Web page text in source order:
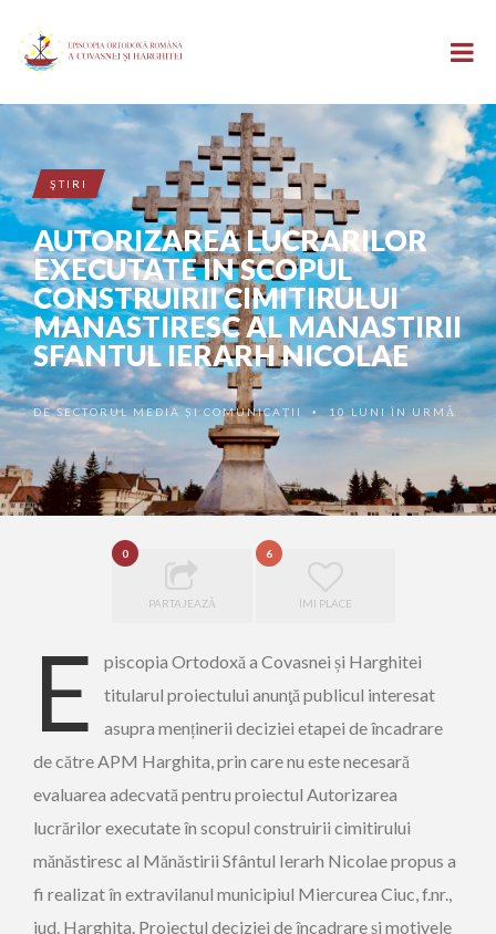
ŞTIRI
AUTORIZAREA LUCRARILOR
EXECUTATE IN SCOPUL
CONSTRUIRII CIMITIRULUI
MANASTIRESC AL MANASTIRII
SFANTUL IERARH NICOLAE
DESECTORUL MEDIA ȘI COMUNICAȚII • 10 LUNI ÎN URMĂ
0
PARTAJEAZĂ
6
ÎMI PLACE
E
piscopia Ortodoxă a Covasnei și Harghitei
titularul proiectului anunţă publicul interesat
asupra menținerii deciziei etapei de încadrare
de către APM Harghita, prin care nu este necesară
evaluarea adecvată pentru proiectul Autorizarea
lucrărilor executate în scopul construirii cimitirului
mănăstiresc al Mănăstirii Sfântul Ierarh Nicolae propus a
fi realizat în extravilanul municipiul Miercurea Ciuc, f.nr.,
jud. Harghita. Proiectul deciziei de încadrare şi motivele